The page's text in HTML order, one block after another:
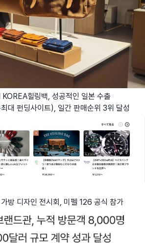
힐링백, 성공적인 일본 수출
대 펀딩사이트), 일간 판매순위 3위 달성
방 디자인 전시회, 미펠 126 공식 참가